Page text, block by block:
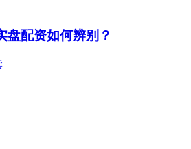
盘配资如何辨别？